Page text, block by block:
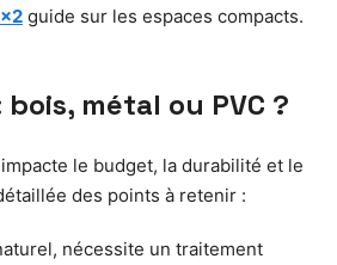
guide sur les espaces compacts.
métal ou PVC ?
le budget, la durabilité et le
des points à retenir :
nécessite un traitement